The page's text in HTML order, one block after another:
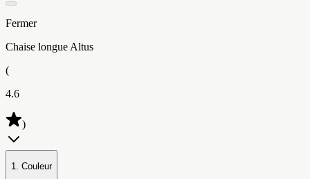
Fermer
Chaise longue Altus
(
4.6
)
1. Couleur